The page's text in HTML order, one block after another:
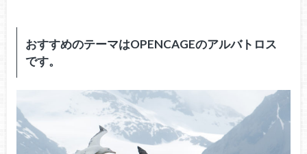
おすすめのテーマはOPENCAGEのアルバトロス
です。